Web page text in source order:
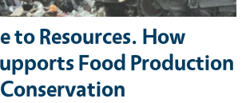
to Resources. How
Food Production